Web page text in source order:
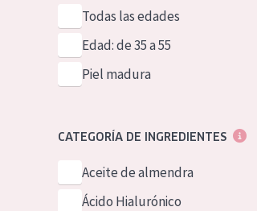
Todas las edades
Edad: de 35 a 55
Piel madura
CATEGORÍA DE INGREDIENTES
Aceite de almendra
Ácido Hialurónico